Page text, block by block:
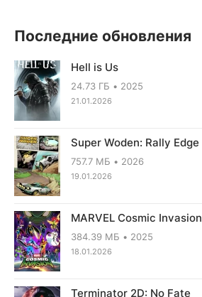
Последние обновления
Hell is Us
24.73 ГБ 2025
21.01.2026
Super Woden: Rally Edge
757.7 МБ 2026
19.01.2026
MARVEL Cosmic Invasion
384.39 МБ 2025
18.01.2026
Terminator 2D: No Fate